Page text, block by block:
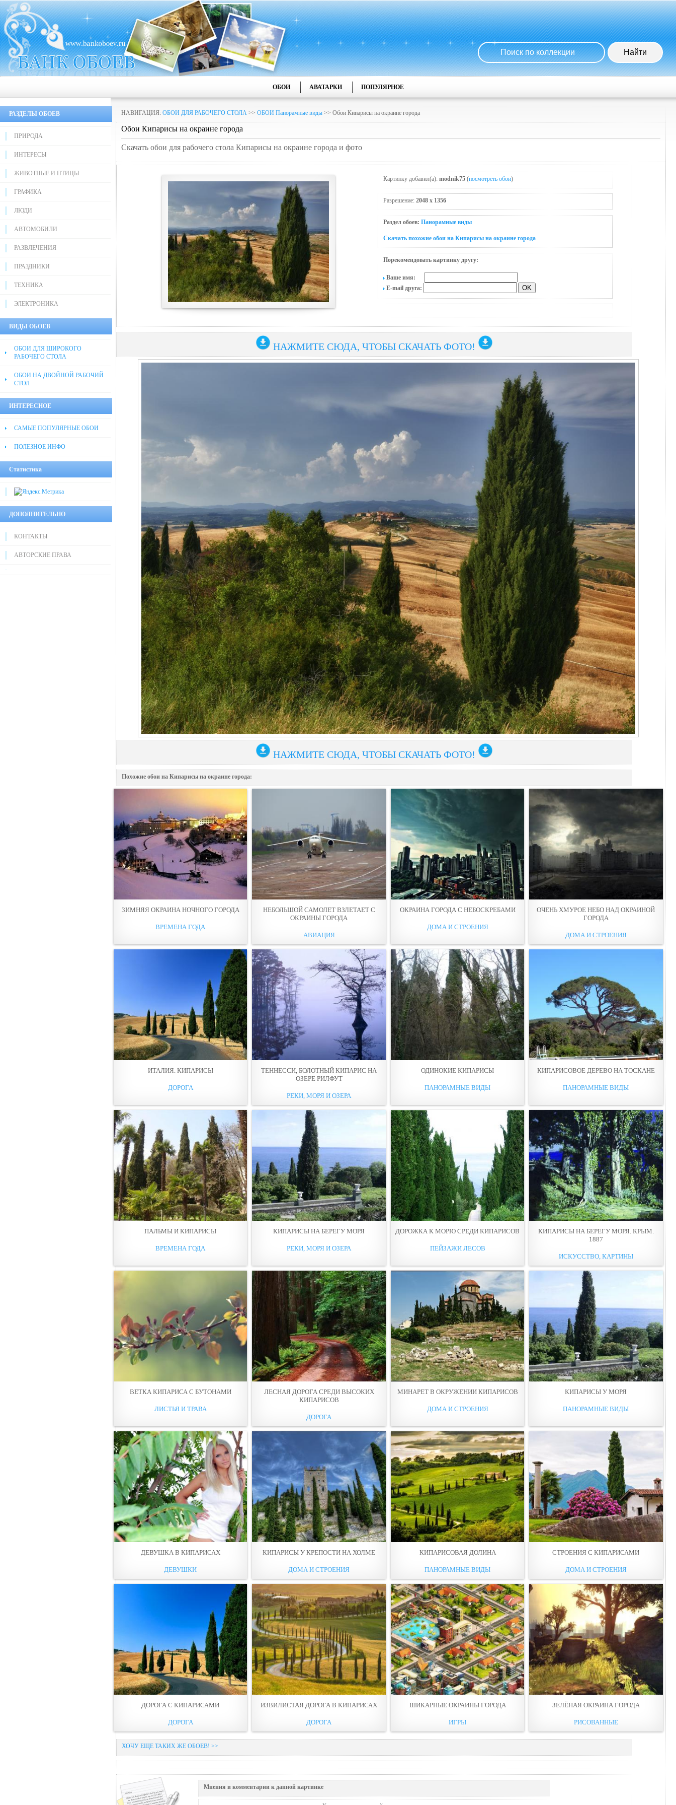
ОБОИ АВАТАРКИ ПОПУЛЯРНОЕ
РАЗДЕЛЫ ОБОЕВ
ПРИРОДА
ИНТЕРЕСЫ
ЖИВОТНЫЕ И ПТИЦЫ
ГРАФИКА
ЛЮДИ
АВТОМОБИЛИ
РАЗВЛЕЧЕНИЯ
ПРАЗДНИКИ
ТЕХНИКА
ЭЛЕКТРОНИКА
ВИДЫ ОБОЕВ
ОБОИ ДЛЯ ШИРОКОГО
РАБОЧЕГО СТОЛА
ОБОИ НА ДВОЙНОЙ РАБОЧИЙ
СТОЛ
ИНТЕРЕСНОЕ
САМЫЕ ПОПУЛЯРНЫЕ ОБОИ
ПОЛЕЗНОЕ ИНФО
Статистика
ДОПОЛНИТЕЛЬНО
КОНТАКТЫ
АВТОРСКИЕ ПРАВА
НАВИГАЦИЯ: ОБОИ ДЛЯ РАБОЧЕГО СТОЛА >> ОБОИ Панорамные виды >> Обои Кипарисы на окраине города
Обои Кипарисы на окраине города
Скачать обои для рабочего стола Кипарисы на окраине города и фото
Картинку добавил(а): modnik75 (посмотреть обои)
Разрешение: 2048 x 1356
Раздел обоев: Панорамные виды
Скачать похожие обои на Кипарисы на окраине города
Порекомендовать картинку другу:
Ваше имя:
E-mail друга:
НАЖМИТЕ СЮДА, ЧТОБЫ СКАЧАТЬ ФОТО!
НАЖМИТЕ СЮДА, ЧТОБЫ СКАЧАТЬ ФОТО!
Похожие обои на Кипарисы на окраине города:
ЗИМНЯЯ ОКРАИНА НОЧНОГО ГОРОДА
ВРЕМЕНА ГОДА
НЕБОЛЬШОЙ САМОЛЕТ ВЗЛЕТАЕТ С
ОКРАИНЫ ГОРОДА
АВИАЦИЯ
ОКРАИНА ГОРОДА С НЕБОСКРЕБАМИ
ДОМА И СТРОЕНИЯ
ОЧЕНЬ ХМУРOЕ НЕБО НАД ОКРАИНОЙ
ГОРОДА
ДОМА И СТРОЕНИЯ
ИТАЛИЯ. КИПАРИСЫ
ДОРОГА
ТЕННЕССИ, БОЛОТНЫЙ КИПАРИС НА
ОЗЕРЕ РИЛФУТ
РЕКИ, МОРЯ И ОЗЕРА
ОДИНОКИЕ КИПАРИСЫ
ПАНОРАМНЫЕ ВИДЫ
КИПАРИСОВОЕ ДЕРЕВО НА ТОСКАНЕ
ПАНОРАМНЫЕ ВИДЫ
ПАЛЬМЫ И КИПАРИСЫ
ВРЕМЕНА ГОДА
КИПАРИСЫ НА БЕРЕГУ МОРЯ
РЕКИ, МОРЯ И ОЗЕРА
ДОРОЖКА К МОРЮ СРЕДИ КИПАРИСОВ
ПЕЙЗАЖИ ЛЕСОВ
КИПАРИСЫ НА БЕРЕГУ МОРЯ. КРЫМ.
1887
ИСКУССТВО, КАРТИНЫ
ВЕТКА КИПАРИСА С БУТОНАМИ
ЛИСТЬЯ И ТРАВА
ЛЕСНАЯ ДОРОГА СРЕДИ ВЫСОКИХ
КИПАРИСОВ
ДОРОГА
МИНАРЕТ В ОКРУЖЕНИИ КИПАРИСОВ
ДОМА И СТРОЕНИЯ
КИПАРИСЫ У МОРЯ
ПАНОРАМНЫЕ ВИДЫ
ДЕВУШКА В КИПАРИСАХ
ДЕВУШКИ
КИПАРИСЫ У КРЕПОСТИ НА ХОЛМЕ
ДОМА И СТРОЕНИЯ
КИПАРИСОВАЯ ДОЛИНА
ПАНОРАМНЫЕ ВИДЫ
СТРОЕНИЯ С КИПАРИСАМИ
ДОМА И СТРОЕНИЯ
ДОРОГА С КИПАРИСАМИ
ДОРОГА
ИЗВИЛИСТАЯ ДОРОГА В КИПАРИСАХ
ДОРОГА
ШИКАРНЫЕ ОКРАИНЫ ГОРОДА
ИГРЫ
ЗЕЛЁНАЯ ОКРАИНА ГОРОДА
РИСОВАННЫЕ
ХОЧУ ЕЩЕ ТАКИХ ЖЕ ОБОЕВ! >>
Мнения и комментарии к данной картинке